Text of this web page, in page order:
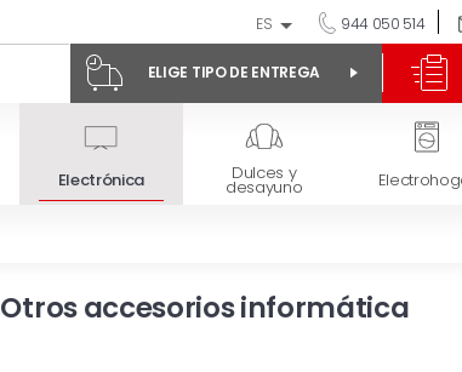
ES 944 050 514
ELIGE TIPO DE ENTREGA
Electrónica Dulces y
desayuno
Otros accesorios informática